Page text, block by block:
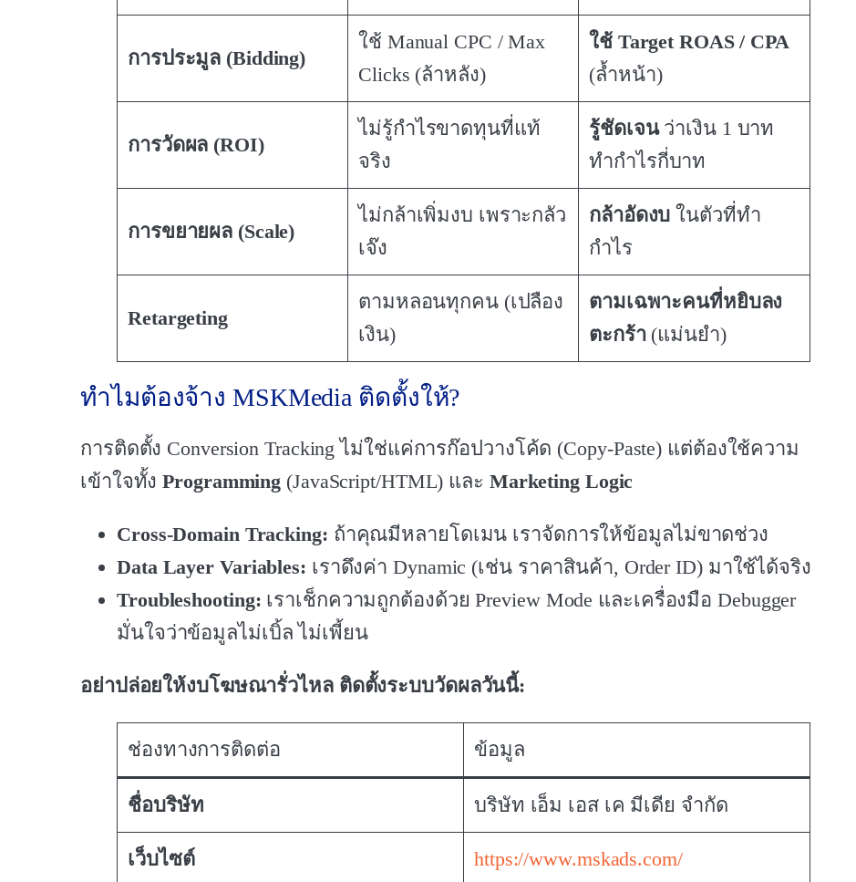
การประมูล (Bidding)
ใช้ Manual CPC / Max
Clicks (ล้าหลัง)
ใช้ Target ROAS / CPA
(ล้ำหน้า)
การวัดผล (ROI)
ไม่รู้กำไรขาดทุนที่แท้
จริง
รู้ชัดเจนว่าเงิน 1 บาท
ทำกำไรกี่บาท
การขยายผล (Scale)
ไม่กล้าเพิ่มงบ เพราะกลัว
เจ๊ง
กล้าอัดงบ ในตัวที่ทำ
กำไร
Retargeting
ตามหลอนทุกคน (เปลือง
เงิน)
ตามเฉพาะคนที่หยิบลง
ตะกร้า(แม่นยำ)
ทำไมต้องจ้าง MSKMedia ติดตั้งให้?
การติดตั้ง Conversion Tracking ไม่ใช่แค่การก๊อปวางโค้ด (Copy-Paste) แต่ต้องใช้ความ
เข้าใจทั้งProgramming (JavaScript/HTML) และ Marketing Logic
Cross-Domain Tracking: ถ้าคุณมีหลายโดเมน เราจัดการให้ข้อมูลไม่ขาดช่วง
Data Layer Variables: เราดึงค่า Dynamic (เช่น ราคาสินค้า, Order ID) มาใช้ได้จริง
Troubleshooting: เราเช็กความถูกต้องด้วย Preview Mode และเครื่องมือ Debugger
มั่นใจว่าข้อมูลไม่เบิ้ล ไม่เพี้ยน
อย่าปล่อยให้งบโฆษณารั่วไหล ติดตั้งระบบวัดผลวันนี้:
ช่องทางการติดต่อ ข้อมูล
ชื่อบริษัท บริษัท เอ็ม เอส เค มีเดีย จำกัด
เว็บไซต์ https://www.mskads.com/